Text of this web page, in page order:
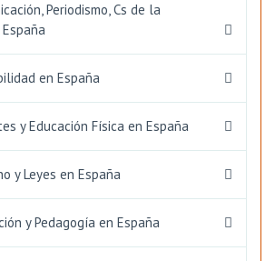
Periodismo, Cs de la
en España
y Educación Física en España
y Leyes en España
y Pedagogía en España